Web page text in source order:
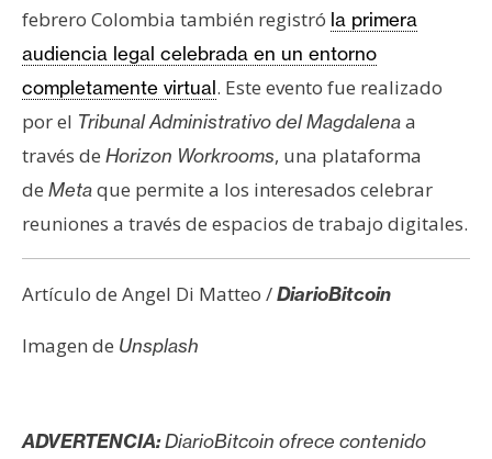
febrero Colombia también registró la primera
audiencia legal celebrada en un entorno
completamente virtual. Este evento fue realizado
por el Tribunal Administrativo del Magdalenaa
través de Horizon Workrooms, una plataforma
de Metaque permite a los interesados celebrar
reuniones a través de espacios de trabajo digitales.
Artículo de Angel Di Matteo /DiarioBitcoin
Imagen de Unsplash
ADVERTENCIA:DiarioBitcoin ofrece contenido